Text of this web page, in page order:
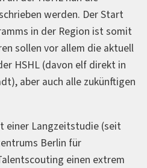
werden. Der Start
in der Region ist somit
sollen vor allem die aktuell
HSHL (davon elf direkt in
aber auch alle zukünftigen
einer Langzeitstudie (seit
Berlin für
einen extrem